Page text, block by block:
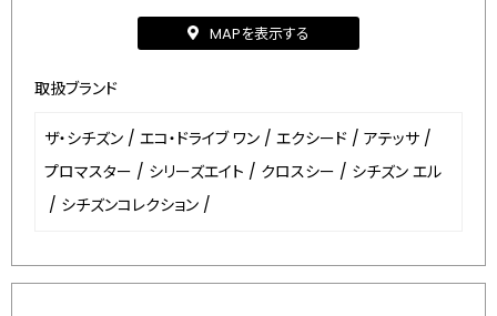
MAPを表示する
取扱ブランド
ザ・シチズン / エコ・ドライブ ワン / エクシード / アテッサ /
プロマスター / シリーズエイト / クロスシー / シチズン エル
/ シチズンコレクション /